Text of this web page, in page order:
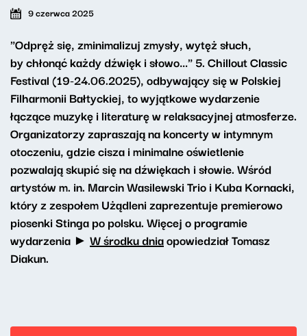
9 czerwca 2025
"Odpręż się, zminimalizuj zmysły, wytęż słuch,
by chłonąć każdy dźwięk i słowo…" 5. Chillout Classic
Festival (19-24.06.2025), odbywający się w Polskiej
Filharmonii Bałtyckiej, to wyjątkowe wydarzenie
łączące muzykę i literaturę w relaksacyjnej atmosferze.
Organizatorzy zapraszają na koncerty w intymnym
otoczeniu, gdzie cisza i minimalne oświetlenie
pozwalają skupić się na dźwiękach i słowie. Wśród
artystów m. in. Marcin Wasilewski Trio i Kuba Kornacki,
który z zespołem Użądleni zaprezentuje premierowo
piosenki Stinga po polsku. Więcej o programie
wydarzenia ► W środku dniaopowiedział Tomasz
Diakun.